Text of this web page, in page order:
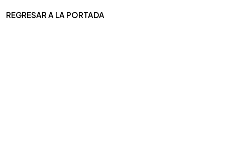
REGRESAR A LA PORTADA